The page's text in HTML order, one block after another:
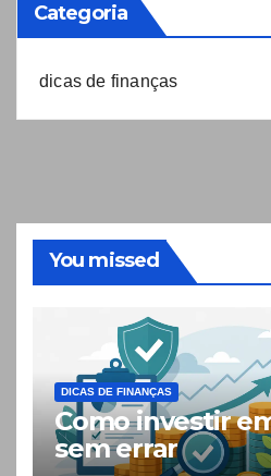
Categoria
dicas de finanças
You missed
DICAS DE FINANÇAS
Como investir
sem errar